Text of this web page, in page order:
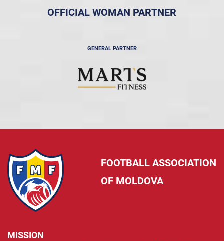
OFFICIAL WOMAN PARTNER
GENERAL PARTNER
FOOTBALL ASSOCIATION
OF MOLDOVA
MISSION